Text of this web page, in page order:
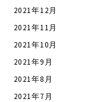
2021年12月
2021年11月
2021年10月
2021年9月
2021年8月
2021年7月